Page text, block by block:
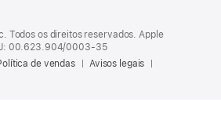
Todos os direitos reservados. Apple
00.623.904/0003-35
de vendas
Avisos legais